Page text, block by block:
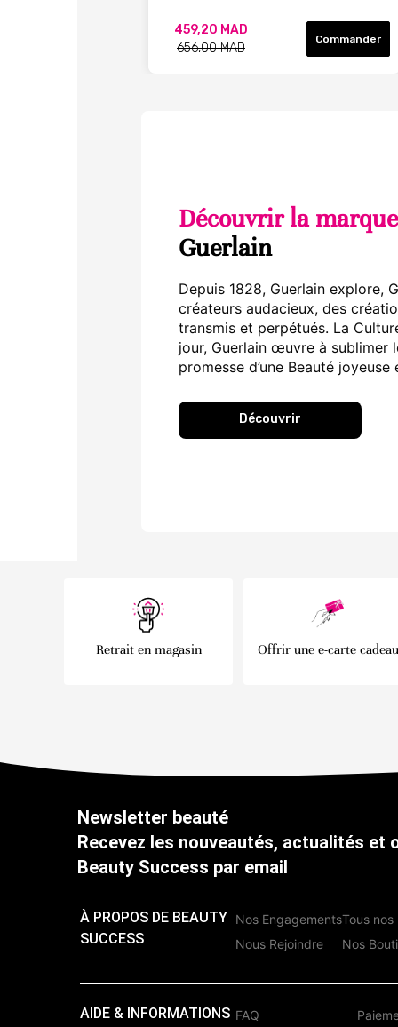
459,20 MAD
656,00 MAD
Commander
Découvrir la marque
Guerlain
Depuis 1828, Guerlain explore,
créateurs audacieux, des
transmis et perpétués. La
jour, Guerlain œuvre à sublimer
promesse d’une Beauté
Découvrir
Retrait en magasin Offrir une e-carte cadeau
Newsletter beauté
Recevez les nouveautés, actualités et
Beauty Success par email
À PROPOS DE BEAUTY
SUCCESS
Nos Engagements
Nous Rejoindre
Tous
Nos
AIDE & INFORMATIONS FAQ